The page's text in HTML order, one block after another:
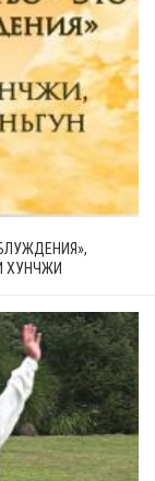
ХУНЧЖИ